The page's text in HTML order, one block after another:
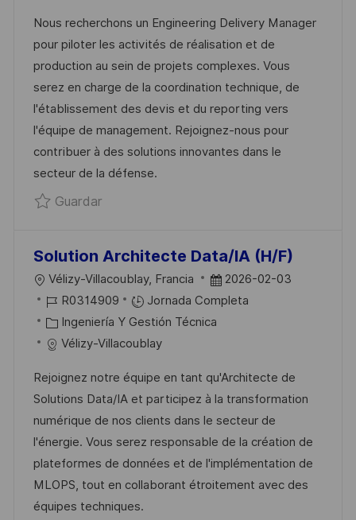
A
C
I
Ó
N
A
D
E
P
U
B
L
E
E
M
P
L
E
O
T
E
G
O
R
Í
A
Nous recherchons un Engineering Delivery Manager
pour piloter les activités de réalisation et de
production au sein de projets complexes. Vous
serez en charge de la coordination technique, de
l'établissement des devis et du reporting vers
l'équipe de management. Rejoignez-nous pour
contribuer à des solutions innovantes dans le
secteur de la défense.
GuardarGuardar Engineering Delivery Manager
Solution Architecte Data/IA (H/F)
U
B
C
C
Ó
N
Vélizy-Villacoublay, Francia
F
E
C
D
E
P
U
B
L
2026-02-03
I
D
D
E
M
P
L
E
O
R0314909
Jornada Completa
C
A
E
G
O
R
Í
A
Ingeniería Y Gestión Técnica
Vélizy-Villacoublay
Rejoignez notre équipe en tant qu'Architecte de
Solutions Data/IA et participez à la transformation
numérique de nos clients dans le secteur de
l'énergie. Vous serez responsable de la création de
plateformes de données et de l'implémentation de
MLOPS, tout en collaborant étroitement avec des
équipes techniques.